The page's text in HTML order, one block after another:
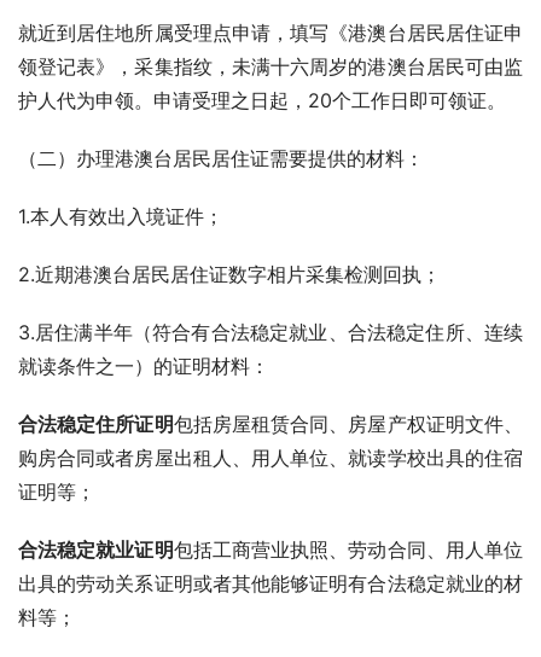
就近到居住地所属受理点申请，填写《港澳台居民居住证申
领登记表》，采集指纹，未满十六周岁的港澳台居民可由监
护人代为申领。申请受理之日起，20个工作日即可领证。
（二）办理港澳台居民居住证需要提供的材料：
1.本人有效出入境证件；
2.近期港澳台居民居住证数字相片采集检测回执；
3.居住满半年（符合有合法稳定就业、合法稳定住所、连续
就读条件之一）的证明材料：
合法稳定住所证明包括房屋租赁合同、房屋产权证明文件、
购房合同或者房屋出租人、用人单位、就读学校出具的住宿
证明等；
合法稳定就业证明包括工商营业执照、劳动合同、用人单位
出具的劳动关系证明或者其他能够证明有合法稳定就业的材
料等；